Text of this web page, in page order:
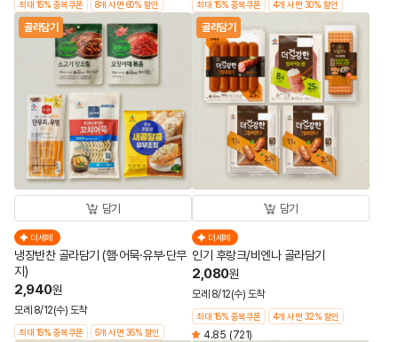
최대 15% 중복쿠폰 8개 사면 60% 할인 최대 15% 중복쿠폰 4개 사면 30% 할인
골라담기
담기
더세페
냉장반찬 골라담기 (햄·어묵·유부·단무
지)
2,940원
모레 8/12(수) 도착
최대 15% 중복쿠폰 5개 사면 35% 할인
골라담기
담기
더세페
인기 후랑크/비엔나 골라담기
2,080원
모레 8/12(수) 도착
최대 15% 중복쿠폰 4개 사면 32% 할인
4.85 (721)